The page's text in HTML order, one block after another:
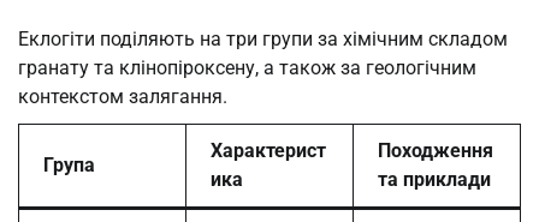
Еклогіти поділяють на три групи за хімічним складом
гранату та клінопіроксену, а також за геологічним
контекстом залягання.
Група
Характерист
ика
Походження
та приклади